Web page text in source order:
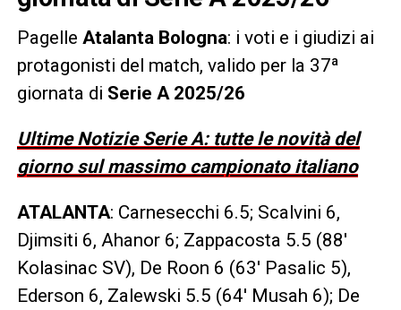
Pagelle Atalanta Bologna: i voti e i giudizi ai
protagonisti del match, valido per la 37ª
giornata di Serie A 2025/26
Ultime Notizie Serie A: tutte le novità del
giorno sul massimo campionato italiano
ATALANTA: Carnesecchi 6.5; Scalvini 6,
Djimsiti 6, Ahanor 6; Zappacosta 5.5 (88′
Kolasinac SV), De Roon 6 (63′ Pasalic 5),
Ederson 6, Zalewski 5.5 (64′ Musah 6); De